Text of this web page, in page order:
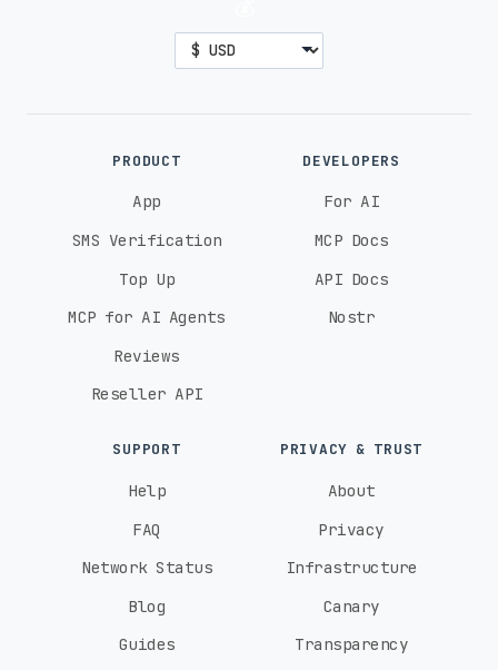
PRODUCT
App
SMS Verification
Top Up
MCP for AI Agents
Reviews
Reseller API
DEVELOPERS
For AI
MCP Docs
API Docs
Nostr
SUPPORT
Help
FAQ
Network Status
Blog
Guides
PRIVACY & TRUST
About
Privacy
Infrastructure
Canary
Transparency